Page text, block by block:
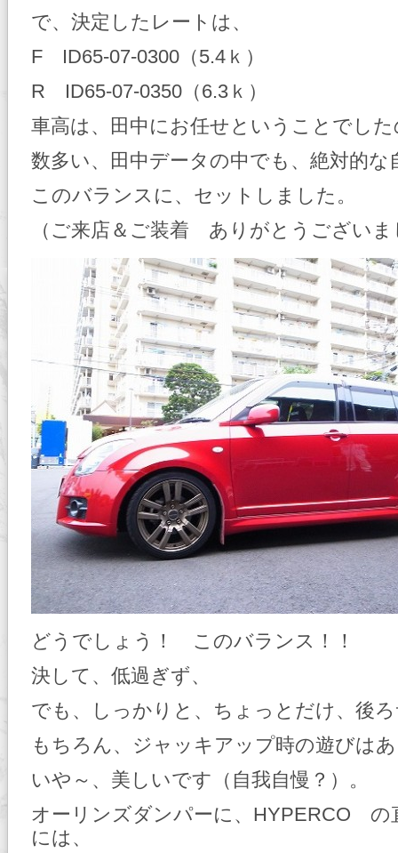
で、決定したレートは、
F ID65-07-0300（5.4ｋ）
R ID65-07-0350（6.3ｋ）
車高は、田中にお任せということでし
数多い、田中データの中でも、絶対的な
このバランスに、セットしました。
（ご来店＆ご装着 ありがとうございま
どうでしょう！ このバランス！！
決して、低過ぎず、
でも、しっかりと、ちょっとだけ、後
もちろん、ジャッキアップ時の遊びは
いや～、美しいです（自我自慢？）。
オーリンズダンパーに、HYPERCO の
には、